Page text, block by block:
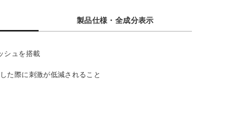
製品仕様・全成分表示
シュを搭載
た際に刺激が低減されること